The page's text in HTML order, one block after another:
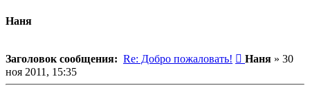
Наня
Заголовок сообщения: Re: Добро пожаловать! Сообщение
Наня » 30
ноя 2011, 15:35